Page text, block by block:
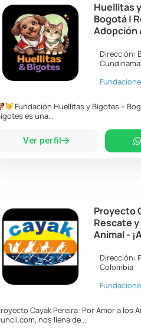
Huellitas
Bogotá |
Adopción
Dirección:
Fundación Huellitas y Bigotes –
es una...
Ver perfil
Proyecto
Rescate
Animal -
Dirección:
Colombia
Cayak Pereira: Por Amor a los
nos llena de...